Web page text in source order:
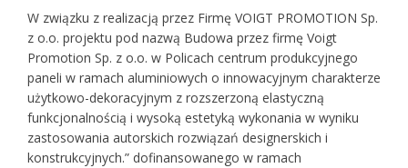
W związku z realizacją przez Firmę VOIGT PROMOTION Sp.
z o.o. projektu pod nazwą Budowa przez firmę Voigt
Promotion Sp. z o.o. w Policach centrum produkcyjnego
paneli w ramach aluminiowych o innowacyjnym charakterze
użytkowo-dekoracyjnym z rozszerzoną elastyczną
funkcjonalnością i wysoką estetyką wykonania w wyniku
zastosowania autorskich rozwiązań designerskich i
konstrukcyjnych.” dofinansowanego w ramach